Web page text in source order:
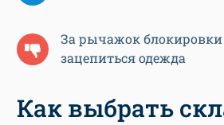
За рычажок
зацепиться одежда
Как выбрать